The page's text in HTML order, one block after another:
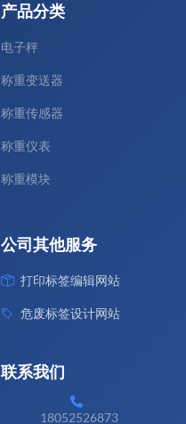
产品分类
电子秤
称重变送器
称重传感器
称重仪表
称重模块
公司其他服务
打印标签编辑网站
危废标签设计网站
联系我们
18052526873